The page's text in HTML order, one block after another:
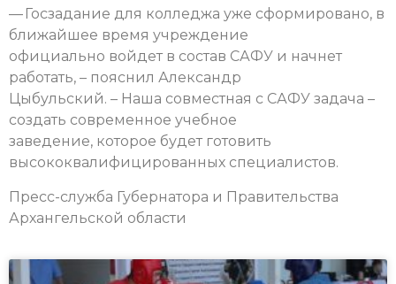
— Госзадание для колледжа уже сформировано, в
ближайшее время учреждение
официально войдет в состав САФУ и начнет
работать, – пояснил Александр
Цыбульский. – Наша совместная с САФУ задача –
создать современное учебное
заведение, которое будет готовить
высококвалифицированных специалистов.
Пресс-служба Губернатора и Правительства
Архангельской области